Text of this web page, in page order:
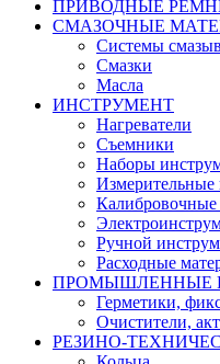
ПРИВОДНЫЕ
СМАЗОЧНЫЕ
Системы
Смазки
Масла
ИНСТРУМЕНТ
Нагреватели
Съемники
Наборы
Ручной
Расходные
ПРОМЫШЛЕННЫЕ
Герметики,
Очистители,
РЕЗИНО-